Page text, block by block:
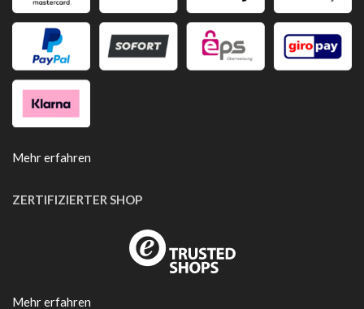
Mehr erfahren
ZERTIFIZIERTER SHOP
Mehr erfahren